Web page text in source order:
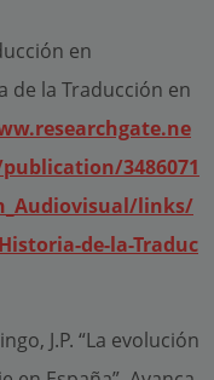
en
de la Traducción en
3486071
links/
de-la-Traduc
J.P. “La evolución